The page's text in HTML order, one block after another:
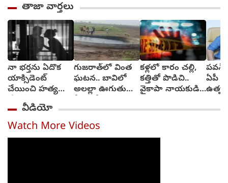
తాజా వార్తలు
నా భర్తను ఏదొక
యాక్సిడెంట్
చేయించి హత్య
చేయి: ప్రియుడికి
వివాహిత మెసేజ్
గుజరాత్‌లో వింత
ఘటన.. బావిలో
అలల్లా ఊగుతున్న
వైరల్ (video)
కళ్లలో కారం చల్లి,
కత్తితో పొడిచి..
వైకాపా నాయకుడి
పవన్
ఏపీ
వీడియో
Watch More Videos